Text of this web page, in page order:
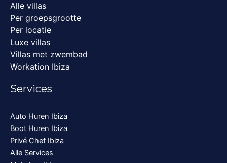
Alle villas
Per groepsgrootte
Per locatie
Luxe villas
Villas met zwembad
Workation Ibiza
Services
Auto Huren Ibiza
Boot Huren Ibiza
Privé Chef Ibiza
Alle Services